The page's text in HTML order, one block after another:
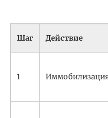
Шаг Действие
1